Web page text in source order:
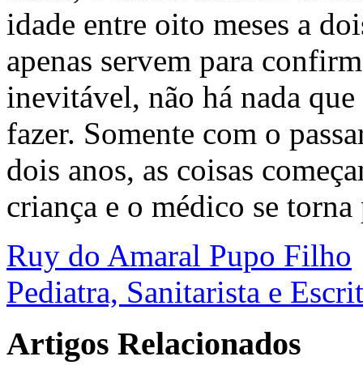
idade entre oito meses a
apenas servem para
inevitável, não há nada
fazer. Somente com o
dois anos, as coisas
criança e o médico se
Ruy do Amaral Pupo Filho
Pediatra, Sanitarista e
Artigos Relacionados